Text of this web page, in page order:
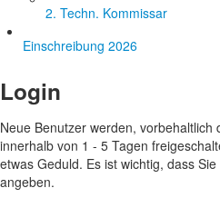
2. Techn. Kommissar
Einschreibung 2026
Login
Neue Benutzer werden, vorbehaltlich
innerhalb von 1 - 5 Tagen
etwas Geduld. Es ist wichtig, dass
angeben.